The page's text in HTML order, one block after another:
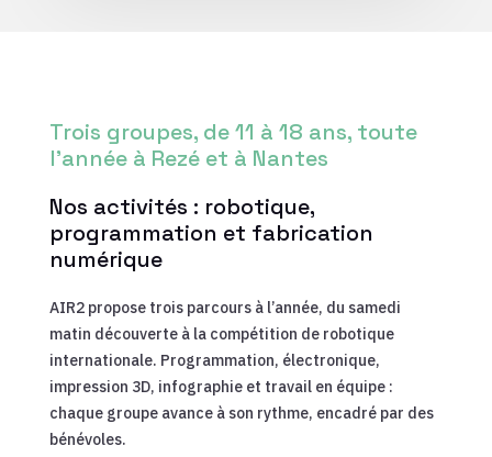
Trois groupes, de 11 à 18 ans, toute
l’année à Rezé et à Nantes
Nos activités : robotique,
programmation et fabrication
numérique
AIR2 propose trois parcours à l’année, du samedi
matin découverte à la compétition de robotique
internationale. Programmation, électronique,
impression 3D, infographie et travail en équipe :
chaque groupe avance à son rythme, encadré par des
bénévoles.